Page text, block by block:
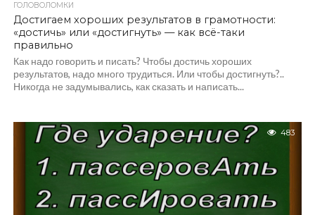
ГОЛОВОЛОМКИ
Достигаем хороших результатов в грамотности:
«достичь» или «достигнуть» — как всё-таки
правильно
Как надо говорить и писать? Чтобы достичь хороших
результатов, надо много трудиться. Или чтобы достигнуть?..
Никогда не задумывались, как сказать и написать...
483